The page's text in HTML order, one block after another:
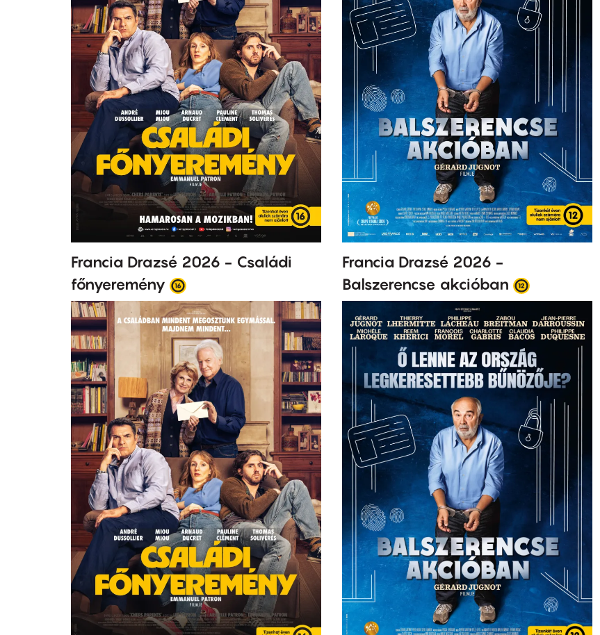
Francia Drazsé 2026 - Családi
főnyeremény
Francia Drazsé 2026 -
Balszerencse akcióban